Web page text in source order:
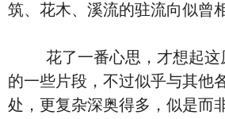
筑、花木、溪流的驻流向似曾
花了一番心思，才想起这原
的一些片段，不过似乎与其他
处，更复杂深奥得多，似是而